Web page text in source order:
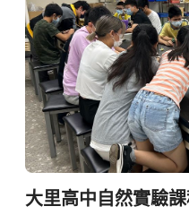
大里高中自然實驗